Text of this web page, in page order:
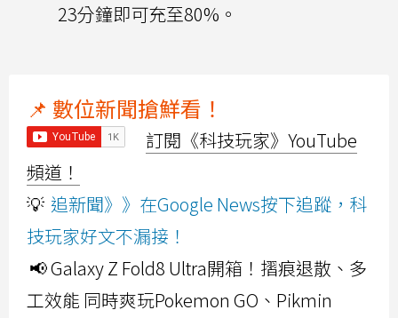
23分鐘即可充至80%。
📌 數位新聞搶鮮看！
訂閱《科技玩家》YouTube
頻道！
💡 追新聞》》在Google News按下追蹤，科
技玩家好文不漏接！
📢 Galaxy Z Fold8 Ultra開箱！摺痕退散、多
工效能 同時爽玩Pokemon GO、Pikmin